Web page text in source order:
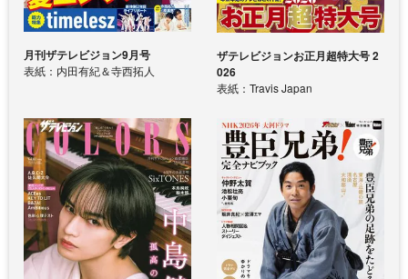
月刊ザテレビジョン9月号
表紙：内田有紀＆寺西拓人
ザテレビジョンお正月超特大号 2
026
表紙：Travis Japan